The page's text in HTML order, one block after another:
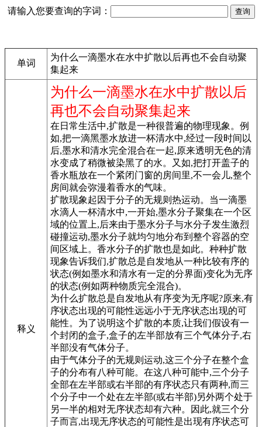
请输入您要查询的字词：
单词
为什么一滴墨水在水中扩散以后再也不会自动聚
集起来
释义
为什么一滴墨水在水中扩散以后
再也不会自动聚集起来
在日常生活中,扩散是一种很普遍的物理现象。例
如,把一滴黑墨水放进一杯清水中,经过一段时间以
后,墨水和清水完全混合在一起,原来透明无色的清
水变成了稍微被染黑了的水。又如,把打开盖子的
香水瓶放在一个紧闭门窗的房间里,不一会儿,整个
房间就会弥漫着香水的气味。
扩散现象起因于分子的无规则热运动。当一滴墨
水滴人一杯清水中,一开始,墨水分子聚集在一个区
域的位置上,后来由于墨水分子与水分子发生激烈
碰撞运动,墨水分子就均匀地分布到整个容器的空
间区域上。香水分子的扩散也是如此。种种扩散
现象告诉我们,扩散总是自发地从一种比较有序的
状态(例如墨水和清水有一定的分界面)变化为无序
的状态(例如两种物质完全混合)。
为什么扩散总是自发地从有序变为无序呢?原来,有
序状态出现的可能性远远小于无序状态出现的可
能性。为了说明这个扩散的本质,让我们假设有一
个封闭的盒子,盒子的左半部放有三个气体分子,右
半部没有气体分子。
由于气体分子的无规则运动,这三个分子在整个盒
子的分布有八种可能。在这八种可能中,三个分子
全部在左半部或右半部的有序状态只有两种,而三
个分子中一个处在左半部(或右半部)另外两个处于
另一半的相对无序状态却有六种。因此,就三个分
子而言,出现无序状态的可能性是出现有序状态可